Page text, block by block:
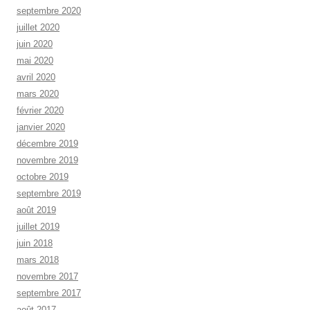
septembre 2020
juillet 2020
juin 2020
mai 2020
avril 2020
mars 2020
février 2020
janvier 2020
décembre 2019
novembre 2019
octobre 2019
septembre 2019
août 2019
juillet 2019
juin 2018
mars 2018
novembre 2017
septembre 2017